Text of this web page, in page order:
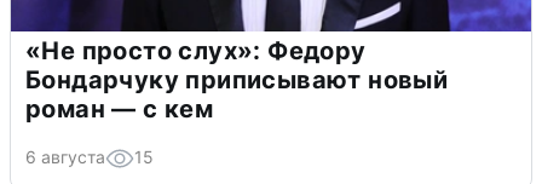
«Не просто слух»: Федору
Бондарчуку приписывают новый
роман — с кем
6 августа 15